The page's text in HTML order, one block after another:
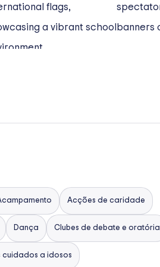
Acções de caridade
Dança Clubes de debate e oratória
cuidados a idosos